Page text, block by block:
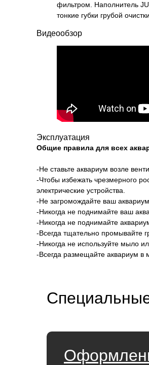
фильтром. Наполнитель
тонкие губки грубой
Видеообзор
Эксплуатация
Общие правила для всех
-Не ставьте аквариум возле
-Чтобы избежать чрезмерного
электрические устройства.
-Не загромождайте ваш
-Никогда не поднимайте ваш
-Никогда не поднимайте
-Всегда тщательно промывайте
-Никогда не используйте мыло
-Всегда размещайте аквариум в